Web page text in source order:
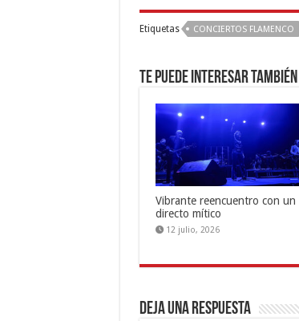
Etiquetas CONCIERTOS FLAMENCO
Te puede interesar también
Vibrante reencuentro con un
directo mítico
12 julio, 2026
Deja una respuesta